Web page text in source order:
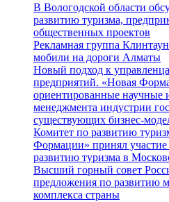
В Вологодской области
развитию туризма,
общественных проектов
Рекламная группа
мобили на дороги Алматы
Новый подход к
предприятий. «Новая
ориентированные научные
менеджмента индустрии
существующих бизнес-
Комитет по развитию
Формации» принял участие
развитию туризма в
Высший горный совет
предложения по развитию
комплекса страны